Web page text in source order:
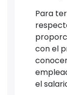
Para
con el
el